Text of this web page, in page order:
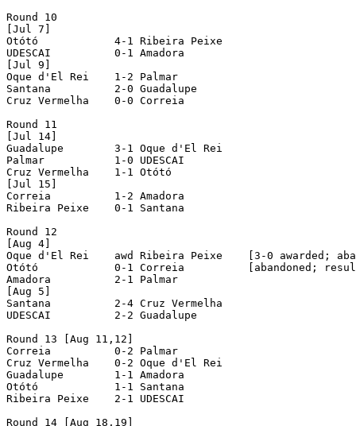
Round 10
[Jul 7]
Otótó            4-1 Ribeira Peixe
UDESCAI          0-1 Amadora
[Jul 9]
Oque d'El Rei    1-2 Palmar
Santana          2-0 Guadalupe
Cruz Vermelha    0-0 Correia
Round 11
[Jul 14]
Guadalupe        3-1 Oque d'El Rei
Palmar           1-0 UDESCAI
Cruz Vermelha    1-1 Otótó
[Jul 15]
Correia          1-2 Amadora
Ribeira Peixe    0-1 Santana
Round 12
[Aug 4]
Oque d'El Rei    awd Ribeira Peixe    [3-0 awarded;
Otótó            0-1 Correia          [abandoned;
Amadora          2-1 Palmar
[Aug 5]
Santana          2-4 Cruz Vermelha
UDESCAI          2-2 Guadalupe
Round 13 [Aug 11,12]
Correia          0-2 Palmar
Cruz Vermelha    0-2 Oque d'El Rei
Guadalupe        1-1 Amadora
Otótó            1-1 Santana
Ribeira Peixe    2-1 UDESCAI
Round 14 [Aug 18,19]